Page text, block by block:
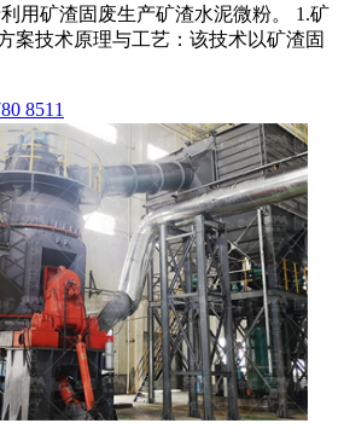
用矿渣固废生产矿渣水泥微粉。 1.矿
案技术原理与工艺：该技术以矿渣固
8511